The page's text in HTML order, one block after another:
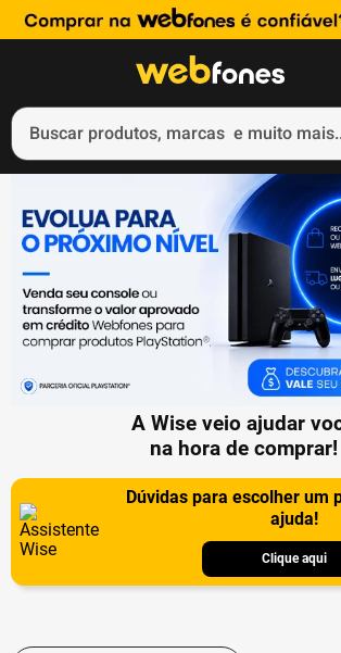
Buscar produtos, marcas e muito mais...
A Wise veio ajudar
na hora de comprar!
Dúvidas para escolher um
ajuda!
Clique aqui
1º
ps5
3º
smartphone
4º
ps4
5